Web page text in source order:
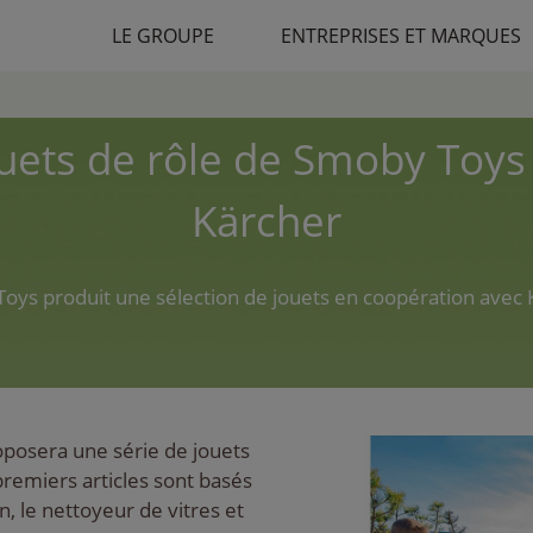
LE GROUPE ENTREPRISES ET MARQUES
de rôle de Smoby
Kärcher
produit une sélection de jouets en coopération avec
une série de jouets
articles sont basés
le nettoyeur de vitres et